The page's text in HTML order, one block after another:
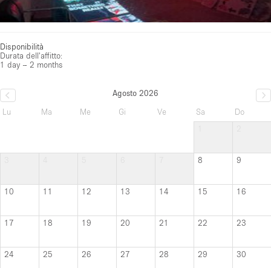
Disponibilità
Durata dell'affitto:
1 day – 2 months
Agosto 2026
Lu
Ma Me Gi Ve Sa
Do
8 9
10 11 12 13 14 15 16
17 18 19 20 21 22 23
24 25 26 27 28 29 30